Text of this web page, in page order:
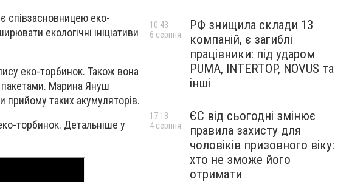
співзасновницею еко-
екологічні ініціативи
еко-торбинок. Також вона
Марина Януш
прийому таких акумуляторів.
торбинок. Детальніше у
РФ знищила склади 13
компаній, є загиблі
працівники: під ударом
PUMA, INTERTOP, NOVUS та
інші
10:43
6 серпня
ЄС від сьогодні змінює
правила захисту для
чоловіків призовного віку:
хто не зможе його
отримати
17:18
4 серпня